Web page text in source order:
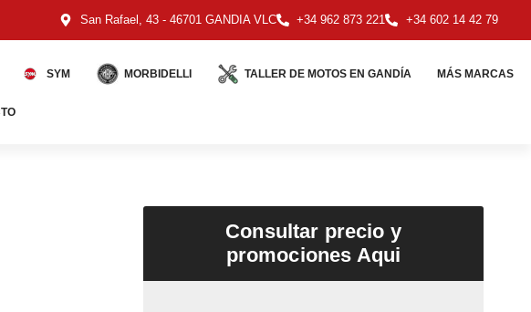
San Rafael, 43 - 46701 GANDIA VLC +34 962 873 221 +34 602 14 42 79
SYM MORBIDELLI TALLER DE MOTOS EN GANDÍA MÁS MARCAS
Consultar precio y
promociones Aqui